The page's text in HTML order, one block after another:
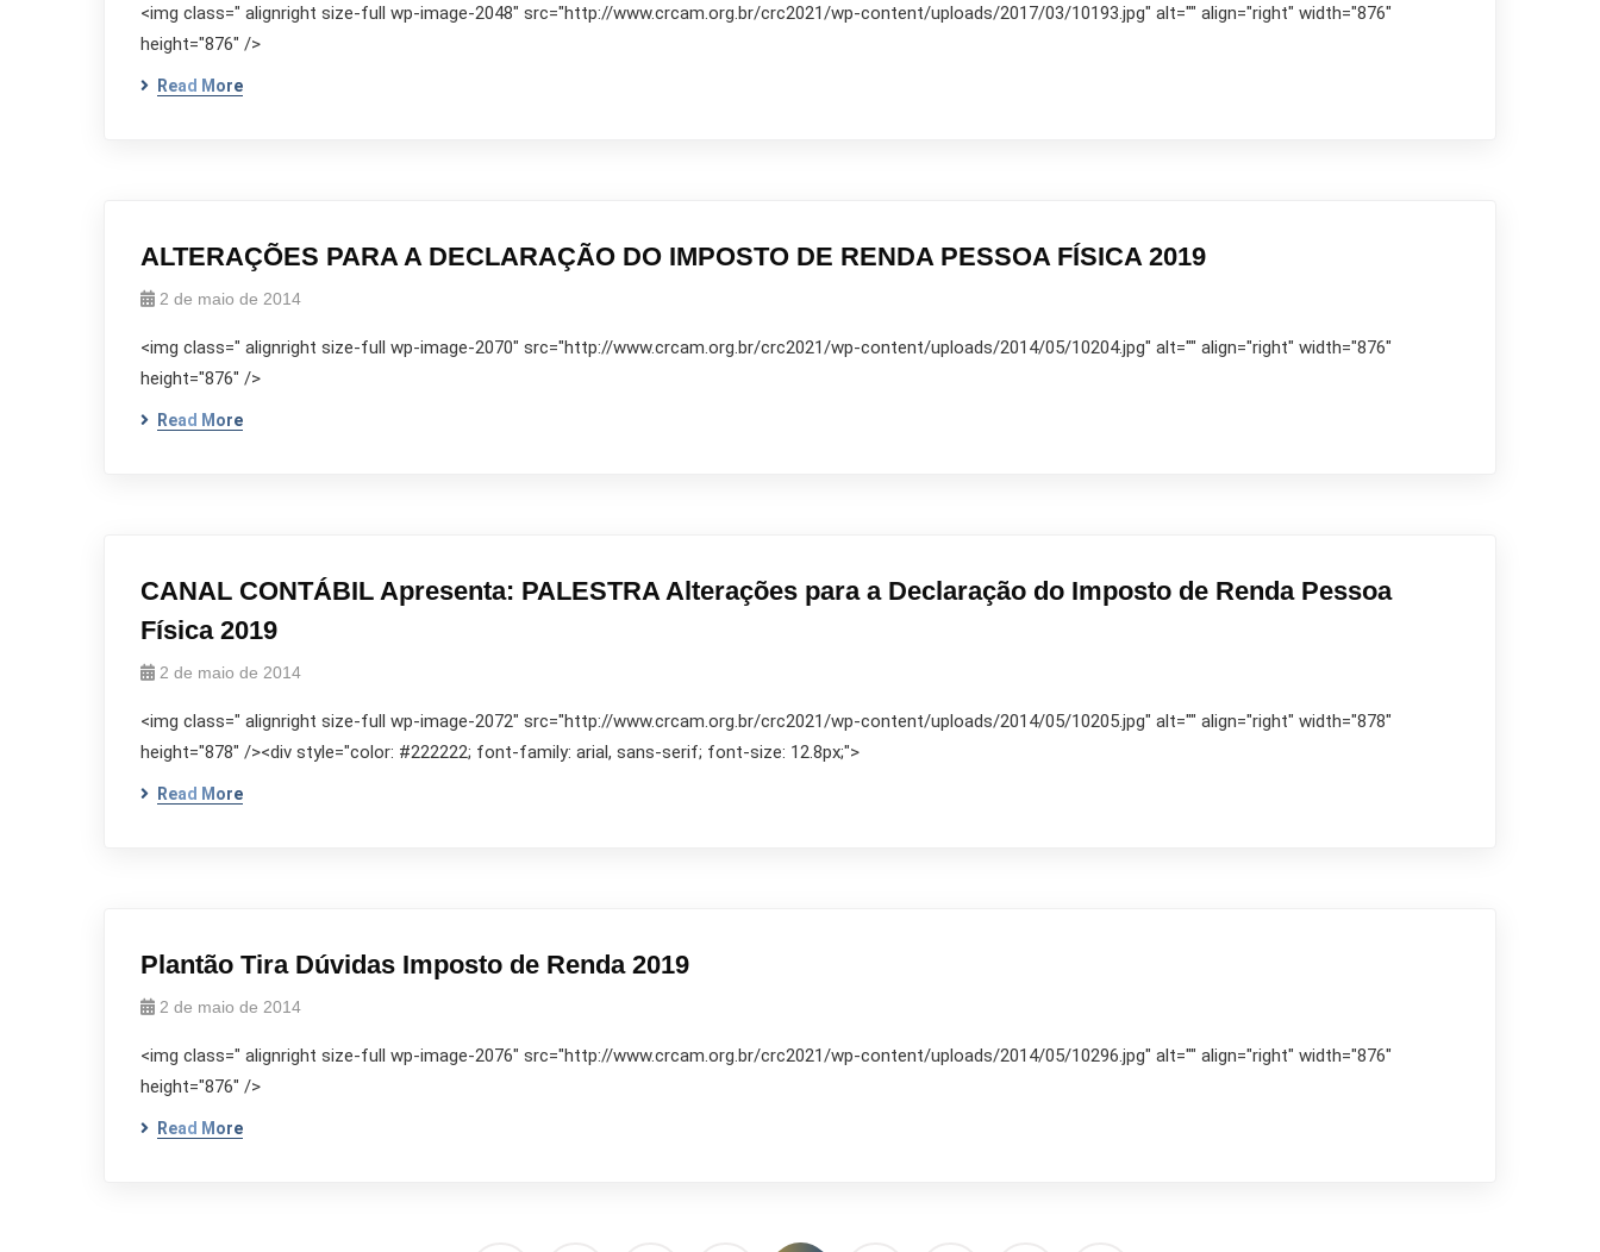
<img class=" alignright size-full wp-image-2048" src="http://www.crcam.org.br/crc2021/wp-content/uploads/2017/03/10193.jpg" alt="" align="right" width="876"
height="876" />
Read More
ALTERAÇÕES PARA A DECLARAÇÃO DO IMPOSTO DE RENDA PESSOA FÍSICA 2019
2 de maio de 2014
<img class=" alignright size-full wp-image-2070" src="http://www.crcam.org.br/crc2021/wp-content/uploads/2014/05/10204.jpg" alt="" align="right" width="876"
height="876" />
Read More
CANAL CONTÁBIL Apresenta: PALESTRA Alterações para a Declaração do Imposto de Renda Pessoa
Física 2019
2 de maio de 2014
<img class=" alignright size-full wp-image-2072" src="http://www.crcam.org.br/crc2021/wp-content/uploads/2014/05/10205.jpg" alt="" align="right" width="878"
height="878" /><div style="color: #222222; font-family: arial, sans-serif; font-size: 12.8px;">
Read More
Plantão Tira Dúvidas Imposto de Renda 2019
2 de maio de 2014
<img class=" alignright size-full wp-image-2076" src="http://www.crcam.org.br/crc2021/wp-content/uploads/2014/05/10296.jpg" alt="" align="right" width="876"
height="876" />
Read More